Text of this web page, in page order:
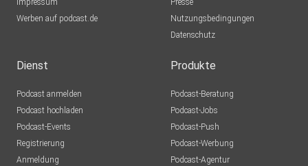
Impressum
Werben auf podcast.de
Presse
Nutzungsbedingungen
Datenschutz
Dienst
Podcast anmelden
Podcast hochladen
Podcast-Events
Registrierung
Anmeldung
Produkte
Podcast-Beratung
Podcast-Jobs
Podcast-Push
Podcast-Werbung
Podcast-Agentur